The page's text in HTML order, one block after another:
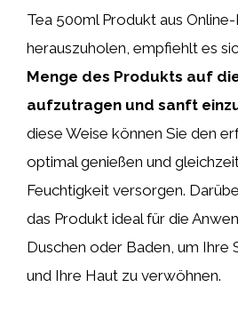
Tea 500ml Produkt aus
herauszuholen, empfiehlt es
Menge des Produkts auf
aufzutragen und sanft
diese Weise können Sie den
optimal genießen und
Feuchtigkeit versorgen.
das Produkt ideal für die
Duschen oder Baden, um Ihre
und Ihre Haut zu verwöhnen.